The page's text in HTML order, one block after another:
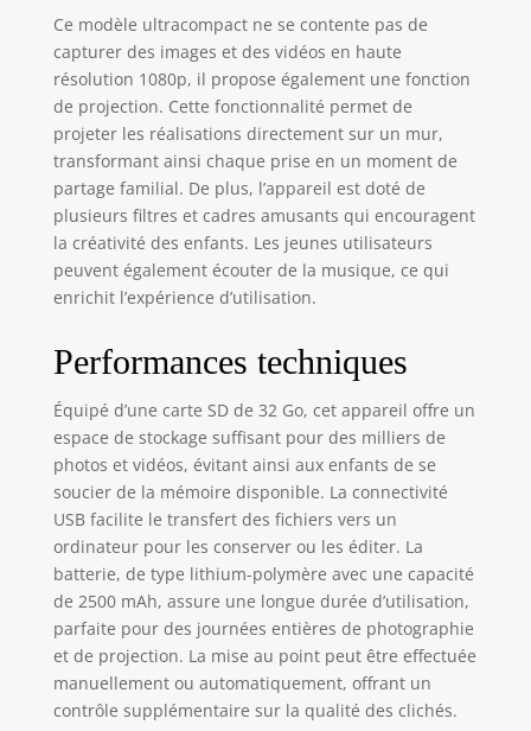
PROJECTION
OPTIMALE : La
lentille rotative
peut focaliser
l'image et ainsi
ajuster la clarté de
l'image. Nous
recommandons
que la distance de
projection
optimale ne
dépasse pas 1
distance trop
longue affectera
projection.
(Remarque : les
caméras de
projection sont des
caméras-jouets
pour enfants et
non des
équipements de
projection
professionnels).
APPAREIL PHOTO
MULTIFONCTION
POUR ENFANTS
Ce modèle ultracompact ne se contente pas de
capturer des images et des vidéos en haute
résolution 1080p, il propose également une fonction
de projection. Cette fonctionnalité permet de
projeter les réalisations directement sur un mur,
transformant ainsi chaque prise en un moment de
partage familial. De plus, l’appareil est doté de
plusieurs filtres et cadres amusants qui encouragent
la créativité des enfants. Les jeunes utilisateurs
peuvent également écouter de la musique, ce qui
enrichit l’expérience d’utilisation.
Performances techniques
Équipé d’une carte SD de 32 Go, cet appareil offre un
espace de stockage suffisant pour des milliers de
photos et vidéos, évitant ainsi aux enfants de se
soucier de la mémoire disponible. La connectivité
USB facilite le transfert des fichiers vers un
ordinateur pour les conserver ou les éditer. La
batterie, de type lithium-polymère avec une capacité
de 2500 mAh, assure une longue durée d’utilisation,
parfaite pour des journées entières de photographie
et de projection. La mise au point peut être effectuée
manuellement ou automatiquement, offrant un
contrôle supplémentaire sur la qualité des clichés.